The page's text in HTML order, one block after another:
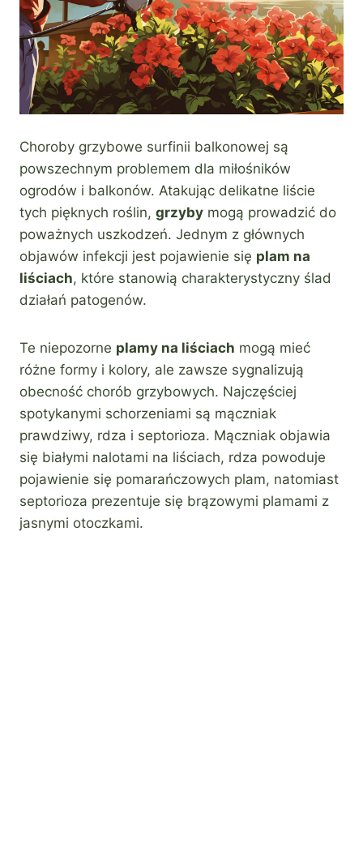
Choroby grzybowe surfinii balkonowej są
powszechnym problemem dla miłośników
ogrodów i balkonów. Atakując delikatne liście
tych pięknych roślin, grzyby mogą prowadzić do
poważnych uszkodzeń. Jednym z głównych
objawów infekcji jest pojawienie się plam na
liściach, które stanowią charakterystyczny ślad
działań patogenów.
Te niepozorne plamy na liściach mogą mieć
różne formy i kolory, ale zawsze sygnalizują
obecność chorób grzybowych. Najczęściej
spotykanymi schorzeniami są mączniak
prawdziwy, rdza i septorioza. Mączniak objawia
się białymi nalotami na liściach, rdza powoduje
pojawienie się pomarańczowych plam, natomiast
septorioza prezentuje się brązowymi plamami z
jasnymi otoczkami.